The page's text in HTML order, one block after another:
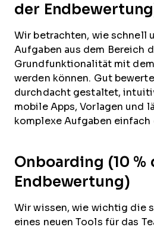
der
Wir betrachten, wie schnell
Aufgaben aus dem Bereich
Grundfunktionalität mit
werden können. Gut
durchdacht gestaltet,
mobile Apps, Vorlagen und
komplexe Aufgaben einfach
Onboarding (10 %
Endbewertung)
Wir wissen, wie wichtig die
eines neuen Tools für das